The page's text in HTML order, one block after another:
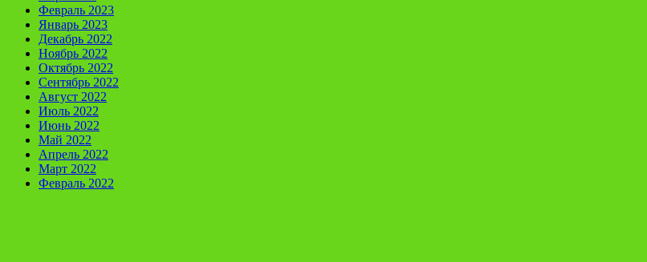
Февраль 2023
Январь 2023
Декабрь 2022
Ноябрь 2022
Октябрь 2022
Сентябрь 2022
Август 2022
Июль 2022
Июнь 2022
Май 2022
Апрель 2022
Март 2022
Февраль 2022